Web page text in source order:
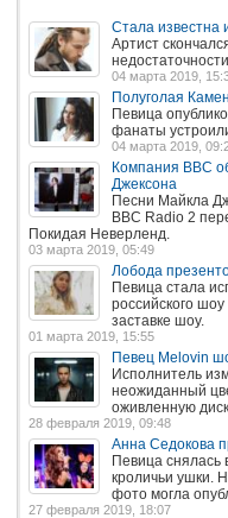
Стала известна
Артист
04 марта 2019,
Полуголая
Певица
фанаты
04 марта 2019,
Компания BBC
Джексона
Песни Майкла
BBC Radio 2
Покидая Неверленд.
03 марта 2019, 05:49
Лобода
Певица стала
российского
заставке шоу.
01 марта 2019, 15:55
Певец Melovin
Исполнитель
неожиданный
оживленную
28 февраля 2019, 09:48
Анна Седокова
Певица снялась
кроличьи ушки.
фото могла
27 февраля 2019, 18:07